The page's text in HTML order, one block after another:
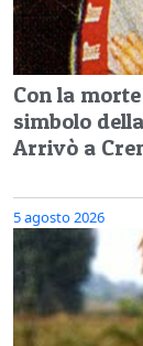
Con la
simbolo
Arrivò a
5 agosto 2026